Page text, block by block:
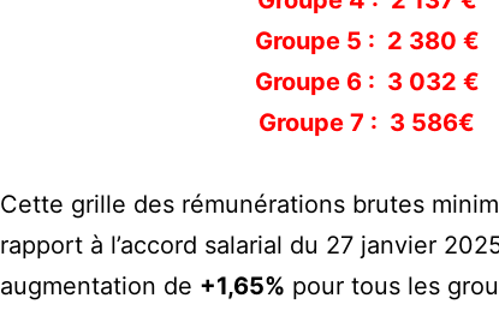
Groupe 5 : 2 380 €
Groupe 6 : 3 032 €
Groupe 7 : 3 586€
Cette grille des rémunérations brutes
rapport à l’accord salarial du 27 janvier
augmentation de +1,65% pour tous les